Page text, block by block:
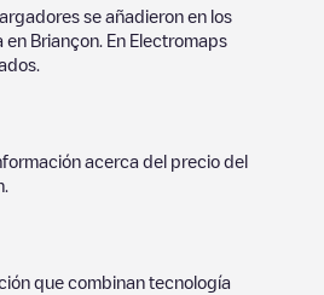
se añadieron en los
en Briançon . En Electromaps
acerca del precio del
que combinan tecnología